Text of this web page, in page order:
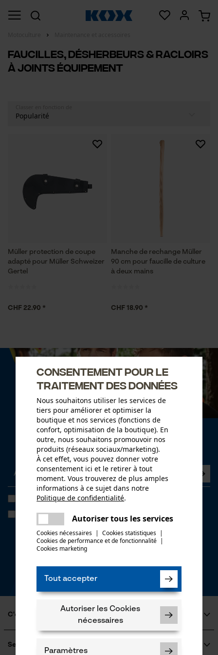
Faucilles, désherbeurs & racloirs
à joints équipement
Müller protection de coupe
adapté pour Müller Schweizer
Gertel
CHF 22.90 *
Manche de rechange Müller
90 cm pour faucille de culture
à deux mains
CHF 18.90 *
Newsletter
Abonnez-vous maintenant à la newsletter
J'ai lu lapolitique de confidentialitéet je l'accepte. *
Si vous acceptez le tracking personnalisé, nous pourrons vous faire
parvenir des offres promotionnelles personnalisées dans notre
newsletter. Vos coordonnées ne seront pas transmises à des tiers.
Vous pourrez retirer votre consentement à tout moment sur simple
clic; pour ce faire, chaque newsletter affiche un lien tout en bas de
* Champs obligatoires
*** Valable à partir d'un montant de CHF 100,-
C'est KOX
Qui sommes-nous?
Engagement social
Service
Consentement pour le
traitement des données
Nous souhaitons utiliser les services de
tiers pour améliorer et optimiser la
boutique et nos services (fonctions de
confort, optimisation de la boutique). En
outre, nous souhaitons promouvoir nos
produits (réseaux sociaux/marketing).
À cet effet, vous pouvez donner votre
consentement ici et le retirer à tout
moment. Vous trouverez de plus amples
informations à ce sujet dans notre
Politique de confidentialité.
Autoriser tous les services
Cookies nécessaires | Cookies statistiques |
Cookies de performance et de fonctionnalité |
Cookies marketing
Tout accepter
Autoriser les Cookies
nécessaires
Paramètres
Une erreur s'est produite. Veuillez
essayer encore.
partager
partager
mail